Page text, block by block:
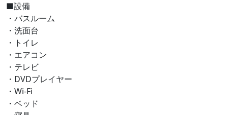
■設備
・バスルーム
・洗面台
・トイレ
・エアコン
・テレビ
・DVDプレイヤー
・Wi-Fi
・ベッド